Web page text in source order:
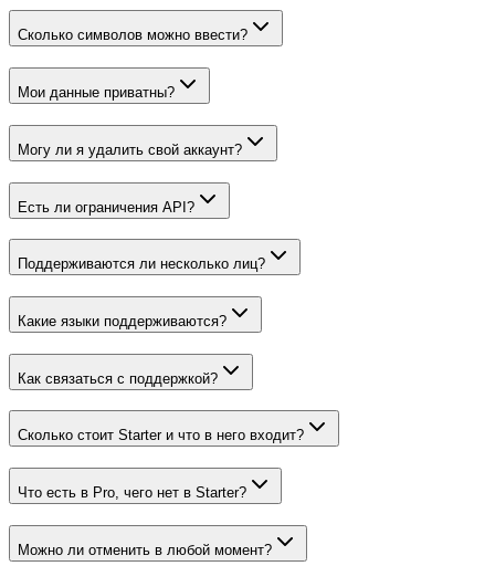
Сколько символов можно ввести?
Мои данные приватны?
Могу ли я удалить свой аккаунт?
Есть ли ограничения API?
Поддерживаются ли несколько лиц?
Какие языки поддерживаются?
Как связаться с поддержкой?
Сколько стоит Starter и что в него входит?
Что есть в Pro, чего нет в Starter?
Можно ли отменить в любой момент?